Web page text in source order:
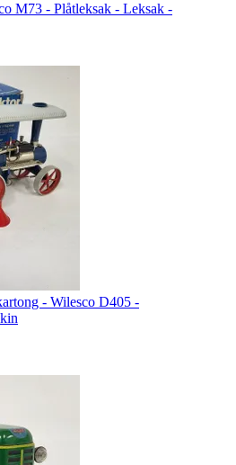
M73 - Plåtleksak - Leksak -
- Wilesco D405 -